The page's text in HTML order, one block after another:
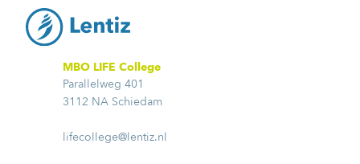
MBO LIFE College
Parallelweg 401
3112 NA Schiedam
lifecollege@lentiz.nl